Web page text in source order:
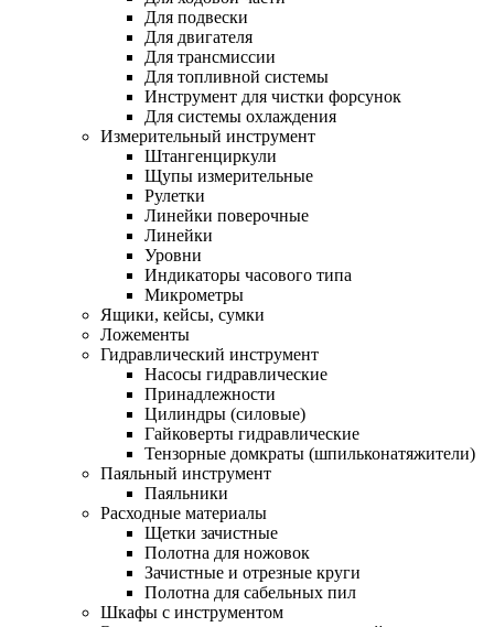
Для подвески
Для двигателя
Для трансмиссии
Для топливной системы
Инструмент для чистки форсунок
Для системы охлаждения
Измерительный инструмент
Штангенциркули
Щупы измерительные
Рулетки
Линейки поверочные
Линейки
Уровни
Индикаторы часового типа
Микрометры
Ящики, кейсы, сумки
Ложементы
Гидравлический инструмент
Насосы гидравлические
Принадлежности
Цилиндры (силовые)
Гайковерты гидравлические
Тензорные домкраты (шпильконатяжители)
Паяльный инструмент
Паяльники
Расходные материалы
Щетки зачистные
Полотна для ножовок
Зачистные и отрезные круги
Полотна для сабельных пил
Шкафы с инструментом